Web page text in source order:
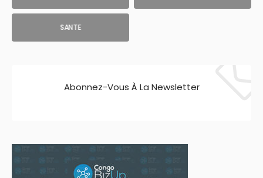
SANTE
Abonnez-Vous À La Newsletter